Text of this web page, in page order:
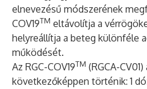
elnevezésű módszerének
COV19TM eltávolítja a
helyreállítja a beteg különféle
működését.
Az RGC-COV19TM (RGCA-
következőképpen történik: 1